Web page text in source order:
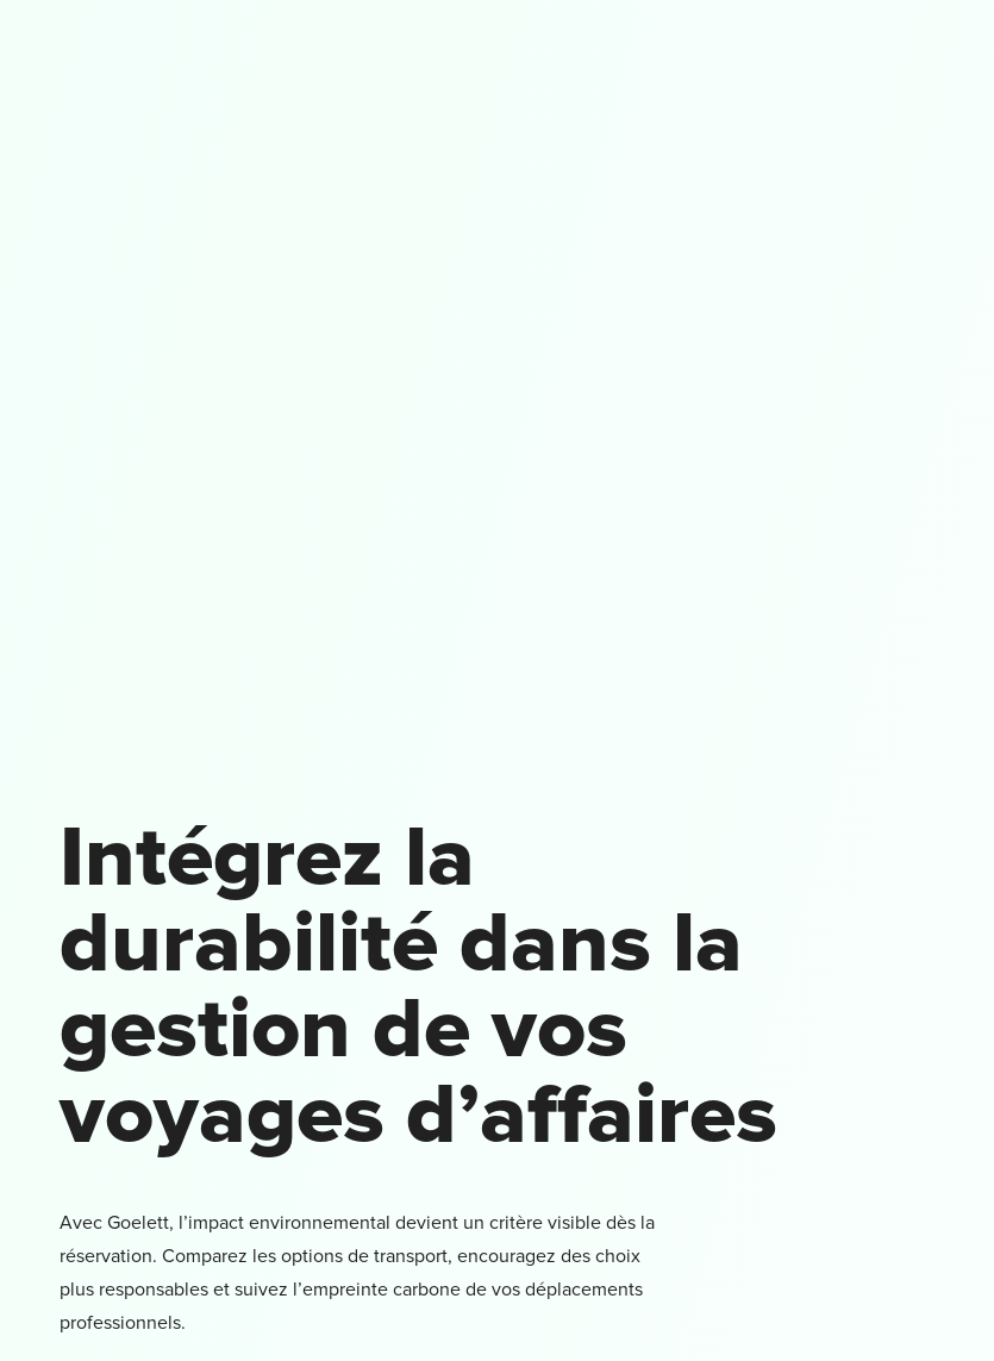
Intégrez la
durabilité dans la
gestion de vos
voyages d’affaires
Avec Goelett, l’impact environnemental devient un critère visible dès la
réservation. Comparez les options de transport, encouragez des choix
plus responsables et suivez l’empreinte carbone de vos déplacements
professionnels.